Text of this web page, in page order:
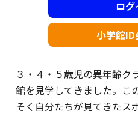
ロ
小学館
３・４・５歳児の異年齢ク
館を見学してきました。こ
そく自分たちが見てきたス